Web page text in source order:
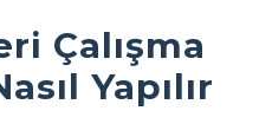
Çalışma
Yapılır